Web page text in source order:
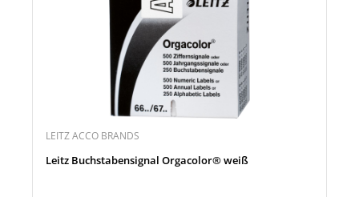
LEITZ ACCO BRANDS
Leitz Buchstabensignal Orgacolor® weiß